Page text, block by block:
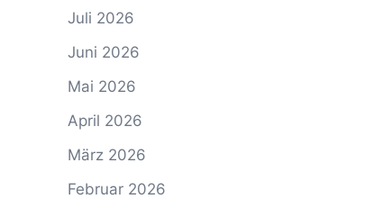
Juli 2026
Juni 2026
Mai 2026
April 2026
März 2026
Februar 2026